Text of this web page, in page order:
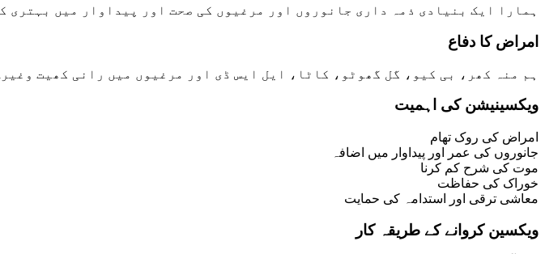
ہمارا ایک بنیادی ذمہ داری جانوروں اور مرغیوں کی صحت اور پیداوار میں بہتری
امراض کا دفاع
ہم منہ کھر، بی کیو، گل گھوٹو، کاٹا، ایل ایس ڈی اور مرغیوں میں رانی کھیت
ویکسینیشن کی اہمیت
امراض کی روک تھام
جانوروں کی عمر اور پیداوار میں اضافہ
موت کی شرح کم کرنا
خوراک کی حفاظت
معاشی ترقی اور استدامہ کی حمایت
ویکسین کروانے کے طریقہ کار